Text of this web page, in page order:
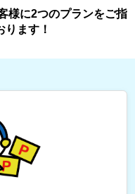
様に2つのプランをご指
ります！